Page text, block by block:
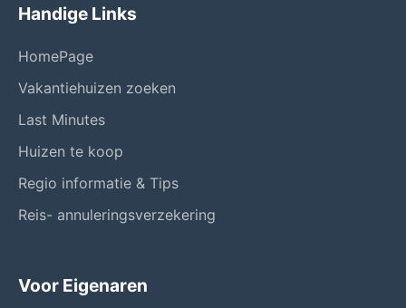
Handige Links
HomePage
Vakantiehuizen zoeken
Last Minutes
Huizen te koop
Regio informatie & Tips
Reis- annuleringsverzekering
Voor Eigenaren